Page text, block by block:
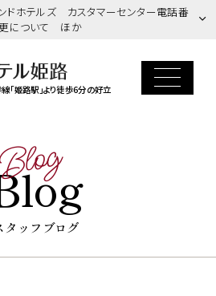
ンドホテルズ カスタマーセンター電話番
について ほか
「姫路駅」より徒歩6分の好立
タッフブログ